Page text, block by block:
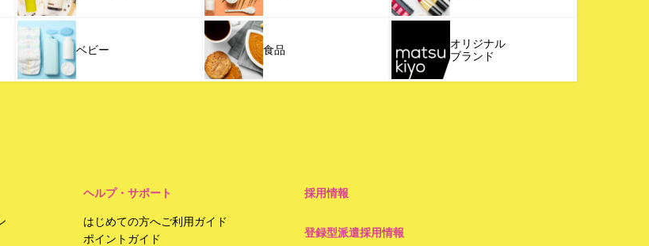
ベビー 食品
オリジナル
ブランド
ヘルプ・サポート
はじめての方へご利用ガイド
ポイントガイド
採用情報
登録型派遣採用情報